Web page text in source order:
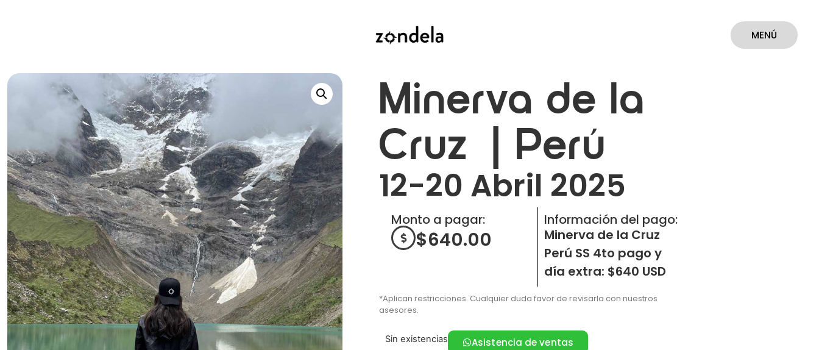
MENÚ
Minerva de la
Cruz | Perú
12-20 Abril 2025
Monto a pagar:
$640.00
Información del pago:
Minerva de la Cruz
Perú SS 4to pago y
día extra: $640 USD
*Aplican restricciones. Cualquier duda favor de revisarla con nuestros
asesores.
Sin existencias Asistencia de ventas